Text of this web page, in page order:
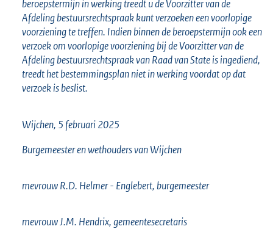
beroepstermijn in werking treedt u de Voorzitter van de
Afdeling bestuursrechtspraak kunt verzoeken een voorlopige
voorziening te treffen. Indien binnen de beroepstermijn ook een
verzoek om voorlopige voorziening bij de Voorzitter van de
Afdeling bestuursrechtspraak van Raad van State is ingediend,
treedt het bestemmingsplan niet in werking voordat op dat
verzoek is beslist.
Wijchen, 5 februari 2025
Burgemeester en wethouders van Wijchen
mevrouw R.D. Helmer - Englebert, burgemeester
mevrouw J.M. Hendrix, gemeentesecretaris